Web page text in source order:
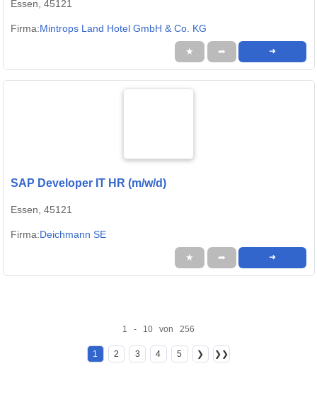
Essen, 45121
Firma:Mintrops Land Hotel GmbH & Co. KG
★ ➦ ➜
SAP Developer IT HR (m/w/d)
Essen, 45121
Firma:Deichmann SE
★ ➦ ➜
1 - 10 von 256
1 2 3 4 5 ❯ ❯❯